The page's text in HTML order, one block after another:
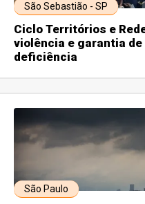
São Sebastião - SP
Ciclo Territórios e
violência e garantia
deficiência
São Paulo